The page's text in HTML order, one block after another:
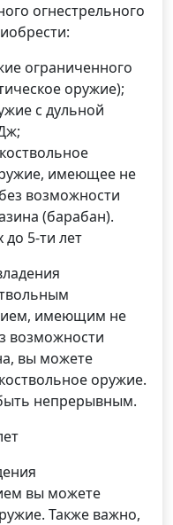
огнестрельного
ограниченного
оружие);
с дульной
имеющее не
возможности
(барабан).
5-ти лет
имеющим не
возможности
вы можете
оружие.
непрерывным.
вы можете
Также важно,